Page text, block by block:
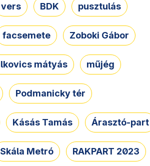
vers BDK pusztulás
facsemete Zoboki Gábor
mátyás műjég
Podmanicky tér
Kásás Tamás Árasztó-part
Skála Metró RAKPART 2023